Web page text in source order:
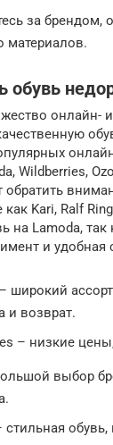
за брендом,
материалов.
обувь
онлайн-
Wildberries,
обратить
Kari, Ralf
на Lamoda, так
и удобная
широкий
и возврат.
– низкие
выбор
стильная